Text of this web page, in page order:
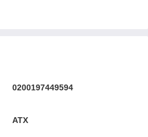
0200197449594
ATX